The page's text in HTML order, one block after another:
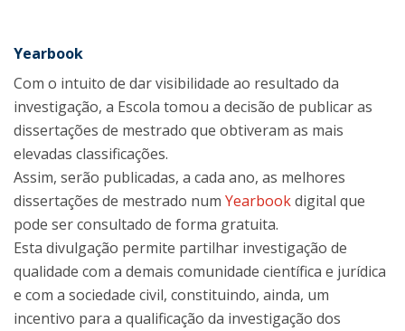
Yearbook
Com o intuito de dar visibilidade ao resultado da
investigação, a Escola tomou a decisão de publicar as
disser­tações de mestrado que obtiveram as mais
elevadas classificações.
Assim, serão publicadas, a cada ano, as melhores
dissertações de mestrado num Yearbookdigital que
pode ser consultado de forma gratuita.
Esta divulgação permite partilhar investigação de
qualidade com a demais comunidade científica e jurídica
e com a sociedade civil, constituindo, ainda, um
incentivo para a qualificação da investigação dos